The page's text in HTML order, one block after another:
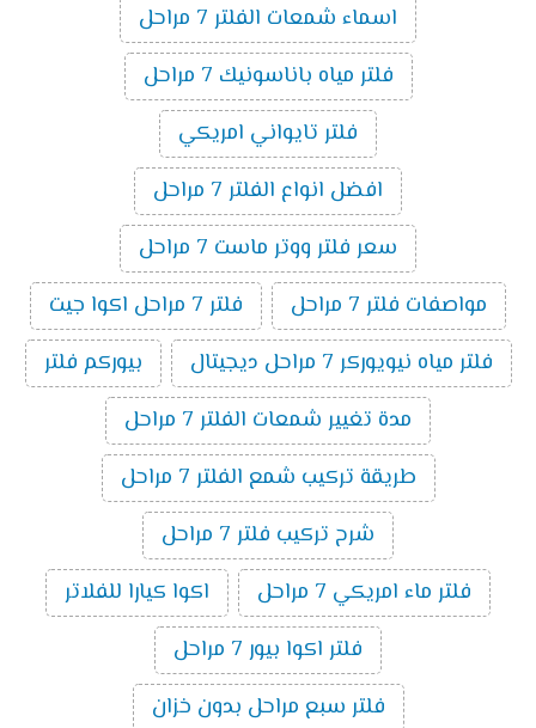
اسماء شمعات الفلتر 7 مراحل
فلتر مياه باناسونيك 7 مراحل
فلتر تايواني امريكي
افضل انواع الفلتر 7 مراحل
سعر فلتر ووتر ماست 7 مراحل
مواصفات فلتر 7 مراحل
فلتر 7 مراحل اكوا جيت
فلتر مياه نيويوركر 7 مراحل ديجيتال
بيوركم فلتر
مدة تغيير شمعات الفلتر 7 مراحل
طريقة تركيب شمع الفلتر 7 مراحل
شرح تركيب فلتر 7 مراحل
فلتر ماء امريكي 7 مراحل
اكوا كيارا للفلاتر
فلتر اكوا بيور 7 مراحل
فلتر سبع مراحل بدون خزان